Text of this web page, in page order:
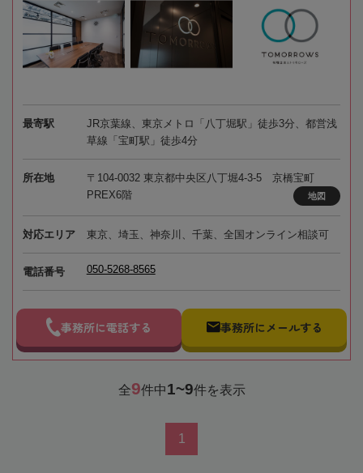
最寄駅
JR京葉線、東京メトロ「八丁堀駅」徒歩3分、都営浅
草線「宝町駅」徒歩4分
所在地
〒104-0032 東京都中央区八丁堀4-3-5 京橋宝町
PREX6階
地図
対応エリア 東京、埼玉、神奈川、千葉、全国オンライン相談可
電話番号 050-5268-8565
事務所に電話する 事務所にメールする
全9件中1~9件を表示
1